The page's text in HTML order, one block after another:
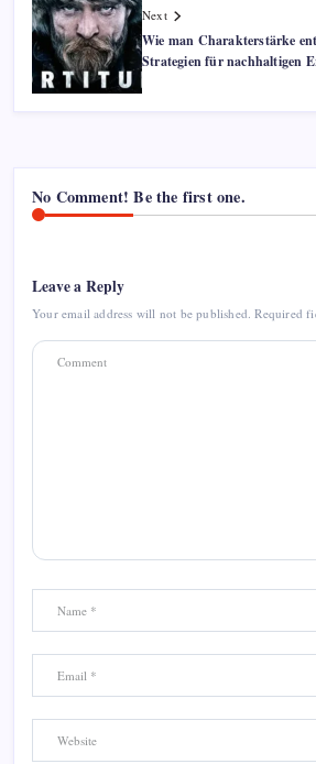
Next
Wie man Charakterstärke
Strategien für nachhaltigen
No Comment! Be the first one.
Leave a Reply
Your email address will not be published. Required